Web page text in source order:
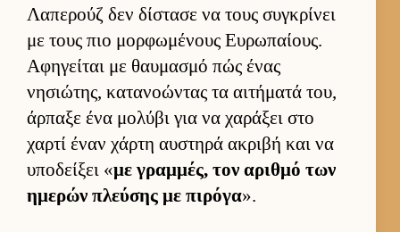
Λαπερούζ δεν δίστασε να τους συγκρίνει
με τους πιο μορ­φωμένους Ευ­ρωπαί­ους.
Αφηγεί­ται με θαυ­μασμό πώς ένας
νησιώτης, κατανοώντας τα αι­τήματά του,
άρ­παξε ένα μολύβι για να χαράξει στο
χαρτί έναν χάρτη αυ­στηρά ακριβή και να
υποδεί­ξει «με γραμ­μές, τον αριθμό των
ημερών πλεύ­σης με πιρόγα».